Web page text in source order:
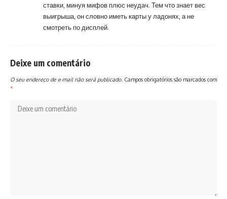
ставки, минуя мифов плюс неудач. Тем что знает вес
выигрыша, он словно иметь карты у ладонях, а не
смотреть по дисплей.
Deixe um comentário
O seu endereço de e-mail não será publicado. Campos obrigatórios são marcados com
*